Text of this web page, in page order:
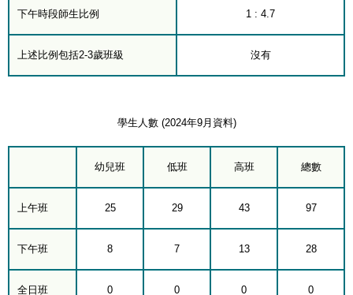
下午時段師生比例 1 : 4.7
上述比例包括2-3歲班級 沒有
學生人數 (2024年9月資料)
幼兒班 低班 高班 總數
上午班 25 29 43 97
下午班 8 7 13 28
全日班 0 0 0 0